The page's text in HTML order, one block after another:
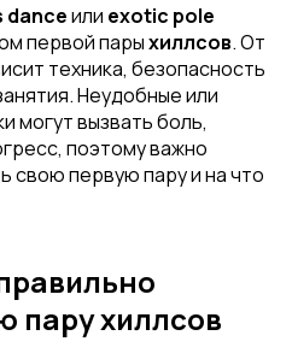
danceили exotic pole
первой парыхиллсов. От
техника, безопасность
Неудобные или
могут вызвать боль,
поэтому важно
свою первую пару и на что
пару хиллсов